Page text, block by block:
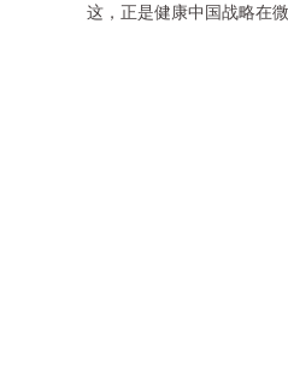
这，正是健康中国战略在